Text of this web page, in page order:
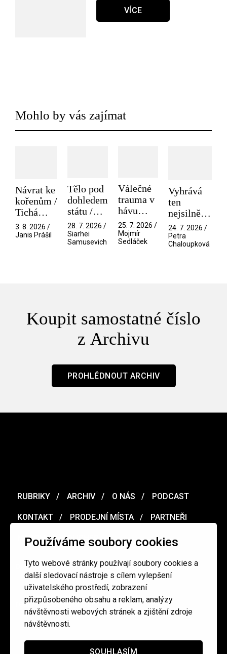
Používáme soubory cookies
Tyto webové stránky používají soubory cookies a
další sledovací nástroje s cílem vylepšení
uživatelského prostředí, zobrazení
přizpůsobeného obsahu a reklam, analýzy
návštěvnosti webových stránek a zjištění zdroje
návštěvnosti.
SOUHLASÍM
VÍCE
Mohlo by vás zajímat
Návrat ke
kořenům /
Tichá
přítelkyně
3. 8. 2026 /
Janis Prášil
Tělo pod
dohledem
státu /
Pramen
28. 7. 2026 /
Siarhei
Samusevich
Válečné
trauma v
hávu
spektáklu
/ Odyssea
25. 7. 2026 /
Mojmír
Sedláček
Vyhrává
ten
nejsilnější
/ V nitru
manosféry
24. 7. 2026 /
Petra
Chaloupková
Koupit samostatné číslo
z Archivu
PROHLÉDNOUT ARCHIV
RUBRIKY ARCHIV O NÁS PODCAST
KONTAKT PRODEJNÍ MÍSTA PARTNEŘI
MERCH VOUCHER
Ochrana osobních údajů / Obchodní podmínky
redakce@cinepur.cz